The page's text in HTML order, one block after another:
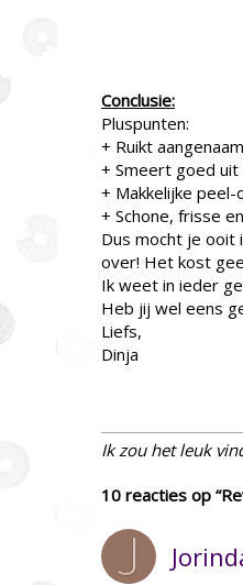
Conclusie:
Pluspunten:
+ Ruikt aangenaam
+ Smeert goed uit
+ Makkelijke peel-
+ Schone, frisse
Dus mocht je ooit
over! Het kost
Ik weet in ieder
Heb jij wel eens
Liefs,
Dinja
Ik zou het leuk
10 reacties op